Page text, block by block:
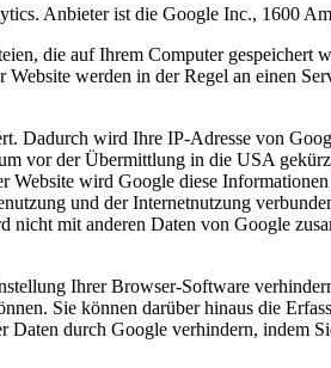
Anbieter ist die Google Inc., 1600
die auf Ihrem Computer
werden in der Regel an einen
Dadurch wird Ihre IP-Adresse von
vor der Übermittlung in die USA
wird Google diese
und der Internetnutzung
mit anderen Daten von Google
Ihrer Browser-Software
Sie können darüber hinaus die
durch Google verhindern, indem